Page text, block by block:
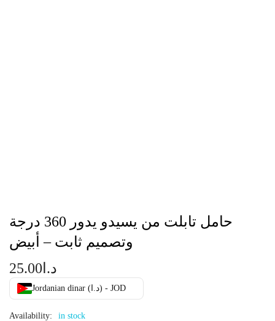
حامل تابلت من يسيدو يدور 360 درجة
وتصميم ثابت – أبيض
د.ا 25.00
Jordanian dinar (د.ا) - JOD
Availability: in stock